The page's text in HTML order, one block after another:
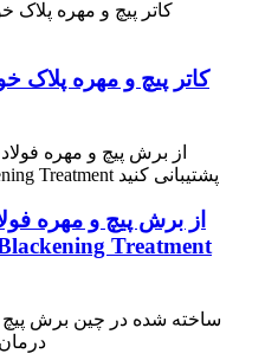
کاتر پیچ و مهره پلاک
از برش پیچ و مهره